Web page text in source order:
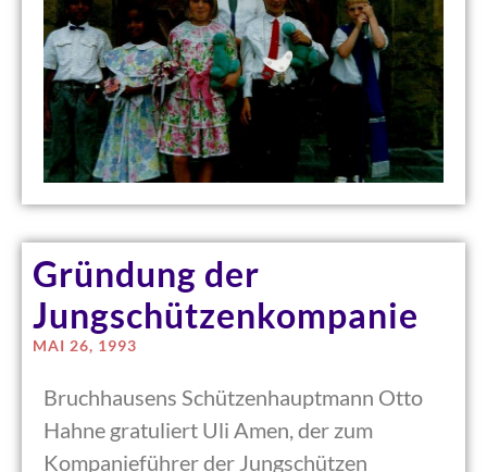
Gründung der
Jungschützenkompanie
MAI 26, 1993
Bruchhausens Schützenhauptmann Otto
Hahne gratuliert Uli Amen, der zum
Kompanieführer der Jungschützen